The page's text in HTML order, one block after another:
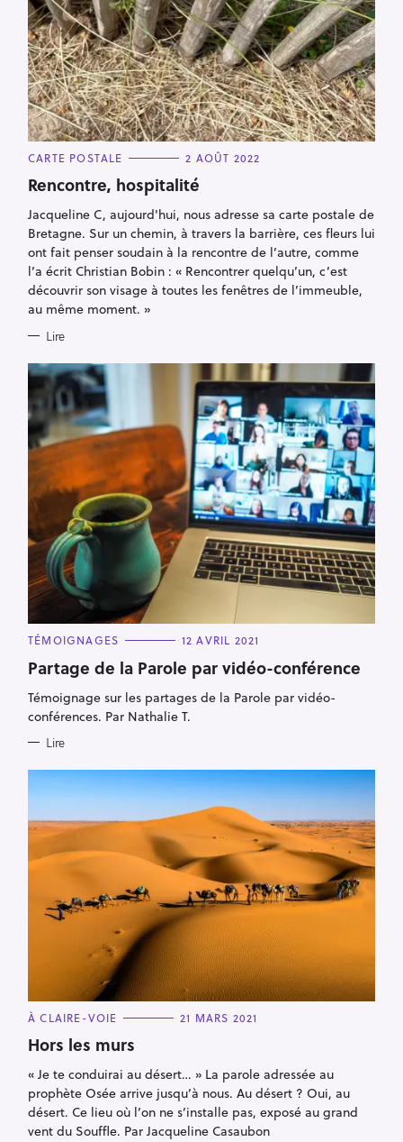
C
T
E
O
R
I
E
S
CARTE POSTALE 2 AOÛT 2022
Rencontre, hospitalité
Jacqueline C, aujourd'hui, nous adresse sa carte postale de
Bretagne. Sur un chemin, à travers la barrière, ces fleurs lui
ont fait penser soudain à la rencontre de l’autre, comme
l’a écrit Christian Bobin : « Rencontrer quelqu’un, c’est
découvrir son visage à toutes les fenêtres de l’immeuble,
au même moment. »
Lire
C
T
E
O
I
S
TÉMOIGNAGES 12 AVRIL 2021
Partage de la Parole par vidéo-conférence
Témoignage sur les partages de la Parole par vidéo-
conférences. Par Nathalie T.
Lire
C
T
E
O
I
E
S
À CLAIRE-VOIE 21 MARS 2021
Hors les murs
« Je te conduirai au désert… » La parole adressée au
prophète Osée arrive jusqu’à nous. Au désert ? Oui, au
désert. Ce lieu où l’on ne s’installe pas, exposé au grand
vent du Souffle. Par Jacqueline Casaubon